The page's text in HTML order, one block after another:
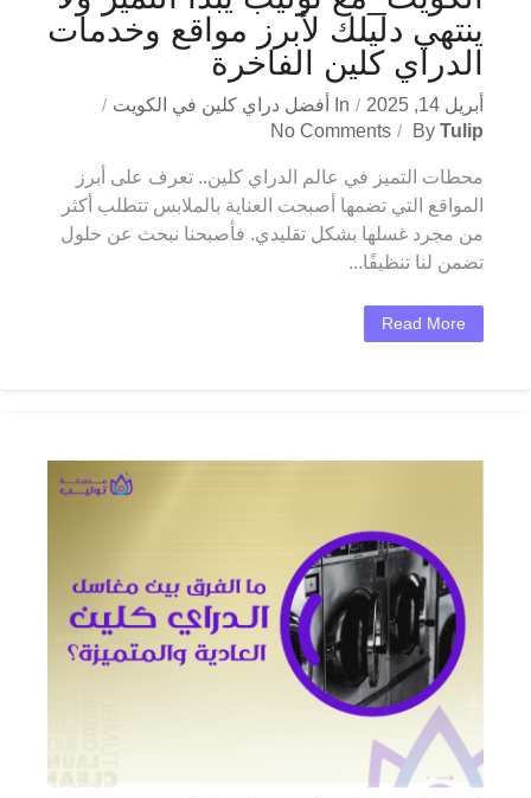
ينتهي دليلك لأبرز مواقع وخدمات
الدراي كلين الفاخرة
أبريل 14, 2025 In
أفضل دراي كلين في الكويت
By Tulip
No Comments
محطات التميز في عالم الدراي كلين.. تعرف على أبرز
المواقع التي تضمها أصبحت العناية بالملابس تتطلب أكثر
من مجرد غسلها بشكل تقليدي. فأصبحنا نبحث عن حلول
تضمن لنا تنظيفًا...
Read More